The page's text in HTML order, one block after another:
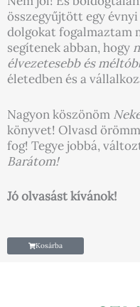
összegyűjtött egy évnyi
dolgokat fogalmaztam
segítenek abban, hogy
élvezetesebb és
életedben és a
Nagyon köszönöm
könyvet! Olvasd
fog! Tegye jobbá,
Barátom!
Jó olvasást kívánok!
Kosárba